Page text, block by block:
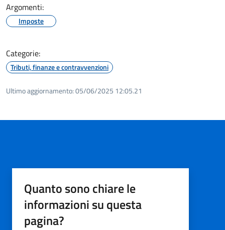
Argomenti:
Imposte
Categorie:
Tributi, finanze e contravvenzioni
Ultimo aggiornamento:05/06/2025 12:05.21
Quanto sono chiare le
informazioni su questa
pagina?